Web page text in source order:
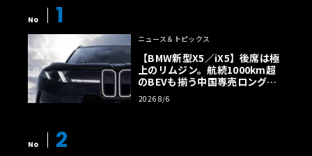
No 1
ニュース＆トピックス
【BMW新型X5／iX5】後席は極
上のリムジン。航続1000km超
のBEVも揃う中国専売ロング仕
様の全貌
2026 8/6
No 2